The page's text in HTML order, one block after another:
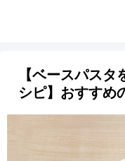
【ベースパス
シピ】おすすめ